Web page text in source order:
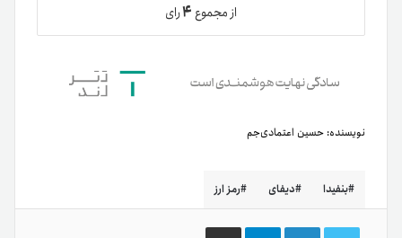
از مجموع۴رای
نویسنده: حسین اعتمادی‌جم
بنفیدا دیفای رمز ارز